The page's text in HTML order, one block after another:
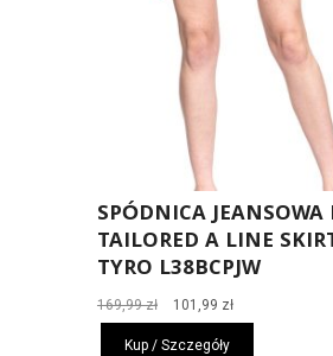
SPÓDNICA JEANSOWA
TAILORED A LINE
TYRO L38BCPJW
169,99zł
Pierwotna
cena
wynosiła:
101,99 złAktualna
cena
Kup / Szczegóły